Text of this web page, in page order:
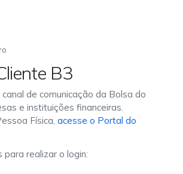
B3
de comunicação da Bolsa do
e instituições financeiras.
Física, acesse o Portal do
para realizar o login: